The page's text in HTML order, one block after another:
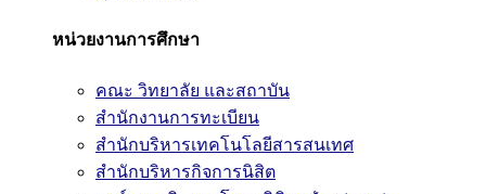
หน่วยงานการศึกษา
คณะ วิทยาลัย และสถาบัน
สำนักงานการทะเบียน
สำนักบริหารเทคโนโลยีสารสนเทศ
สำนักบริหารกิจการนิสิต